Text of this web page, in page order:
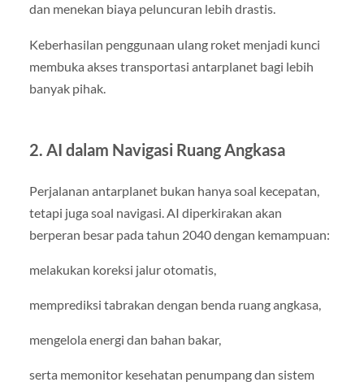
dan menekan biaya peluncuran lebih drastis.
Keberhasilan penggunaan ulang roket menjadi kunci
membuka akses transportasi antarplanet bagi lebih
banyak pihak.
2. AI dalam Navigasi Ruang Angkasa
Perjalanan antarplanet bukan hanya soal kecepatan,
tetapi juga soal navigasi. AI diperkirakan akan
berperan besar pada tahun 2040 dengan kemampuan:
melakukan koreksi jalur otomatis,
memprediksi tabrakan dengan benda ruang angkasa,
mengelola energi dan bahan bakar,
serta memonitor kesehatan penumpang dan sistem